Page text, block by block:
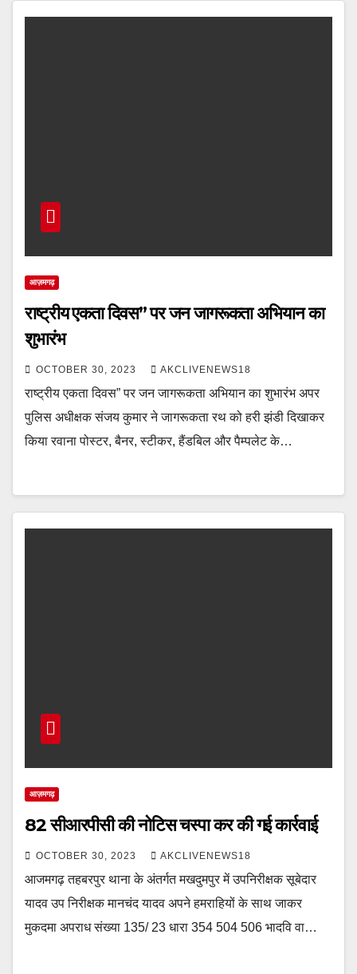
आज़मगढ़
राष्ट्रीय एकता दिवस” पर जन जागरूकता अभियान का
शुभारंभ
OCTOBER 30, 2023 AKCLIVENEWS18
राष्ट्रीय एकता दिवस” पर जन जागरूकता अभियान का शुभारंभ अपर
पुलिस अधीक्षक संजय कुमार ने जागरूकता रथ को हरी झंडी दिखाकर
किया रवाना पोस्टर, बैनर, स्टीकर, हैंडबिल और पैम्पलेट के…
आज़मगढ़
82 सीआरपीसी की नोटिस चस्पा कर की गई कार्रवाई
OCTOBER 30, 2023 AKCLIVENEWS18
आजमगढ़ तहबरपुर थाना के अंतर्गत मखदुमपुर में उपनिरीक्षक सूबेदार
यादव उप निरीक्षक मानचंद यादव अपने हमराहियों के साथ जाकर
मुकदमा अपराध संख्या 135/ 23 धारा 354 504 506 भादवि वा…